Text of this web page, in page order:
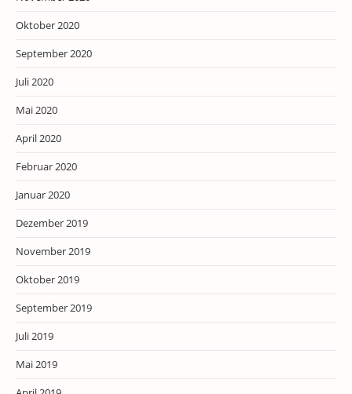
Oktober 2020
September 2020
Juli 2020
Mai 2020
April 2020
Februar 2020
Januar 2020
Dezember 2019
November 2019
Oktober 2019
September 2019
Juli 2019
Mai 2019